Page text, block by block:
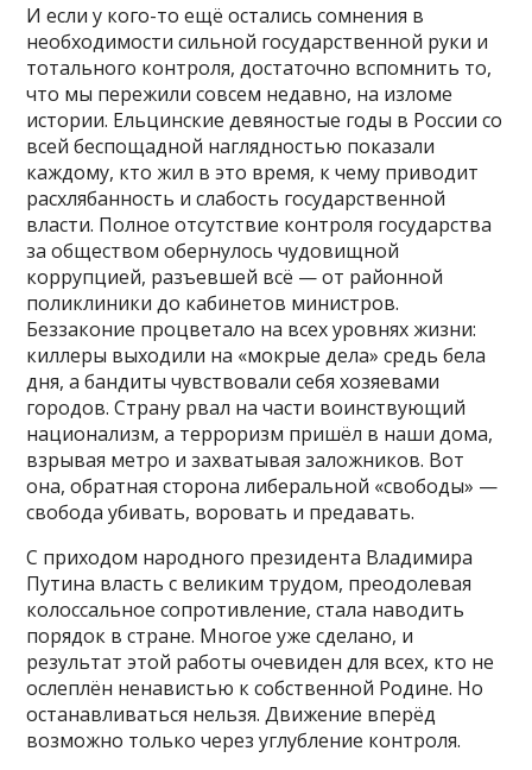
И если у кого-то ещё остались сомнения в
необходимости сильной государственной руки и
тотального контроля, достаточно вспомнить то,
что мы пережили совсем недавно, на изломе
истории. Ельцинские девяностые годы в России со
всей беспощадной наглядностью показали
каждому, кто жил в это время, к чему приводит
расхлябанность и слабость государственной
власти. Полное отсутствие контроля государства
за обществом обернулось чудовищной
коррупцией, разъевшей всё — от районной
поликлиники до кабинетов министров.
Беззаконие процветало на всех уровнях жизни:
киллеры выходили на «мокрые дела» средь бела
дня, а бандиты чувствовали себя хозяевами
городов. Страну рвал на части воинствующий
национализм, а терроризм пришёл в наши дома,
взрывая метро и захватывая заложников. Вот
она, обратная сторона либеральной «свободы» —
свобода убивать, воровать и предавать.
С приходом народного президента Владимира
Путина власть с великим трудом, преодолевая
колоссальное сопротивление, стала наводить
порядок в стране. Многое уже сделано, и
результат этой работы очевиден для всех, кто не
ослеплён ненавистью к собственной Родине. Но
останавливаться нельзя. Движение вперёд
возможно только через углубление контроля.